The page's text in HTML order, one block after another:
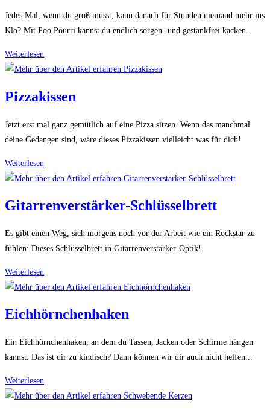
Jedes Mal, wenn du groß musst, kann danach für Stunden niemand mehr ins
Klo? Mit Poo Pourri kannst du endlich sorgen- und gestankfrei kacken.
Weiterlesen
Pourri
Pizzakissen
Jetzt erst mal ganz gemütlich auf eine Pizza sitzen. Wenn das manchmal
deine Gedangen sind, wäre dieses Pizzakissen vielleicht was für dich!
Weiterlesen
Gitarrenverstärker-Schlüsselbrett
Es gibt einen Weg, sich morgens noch vor der Arbeit wie ein Rockstar zu
fühlen: Dieses Schlüsselbrett in Gitarrenverstärker-Optik!
Weiterlesen
Schlüsselbrett
Eichhörnchenhaken
Ein Eichhörnchenhaken, an dem du Tassen, Jacken oder Schirme hängen
kannst. Das ist dir zu kindisch? Dann können wir dir auch nicht helfen...
Weiterlesen